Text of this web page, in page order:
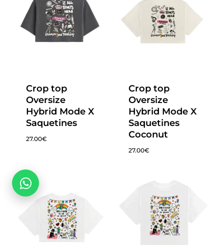
No hay productos en el carrito.
Crop top
Oversize
Hybrid Mode X
Saquetines
27.00€
Crop top
Oversize
Hybrid Mode X
Saquetines
Coconut
27.00€